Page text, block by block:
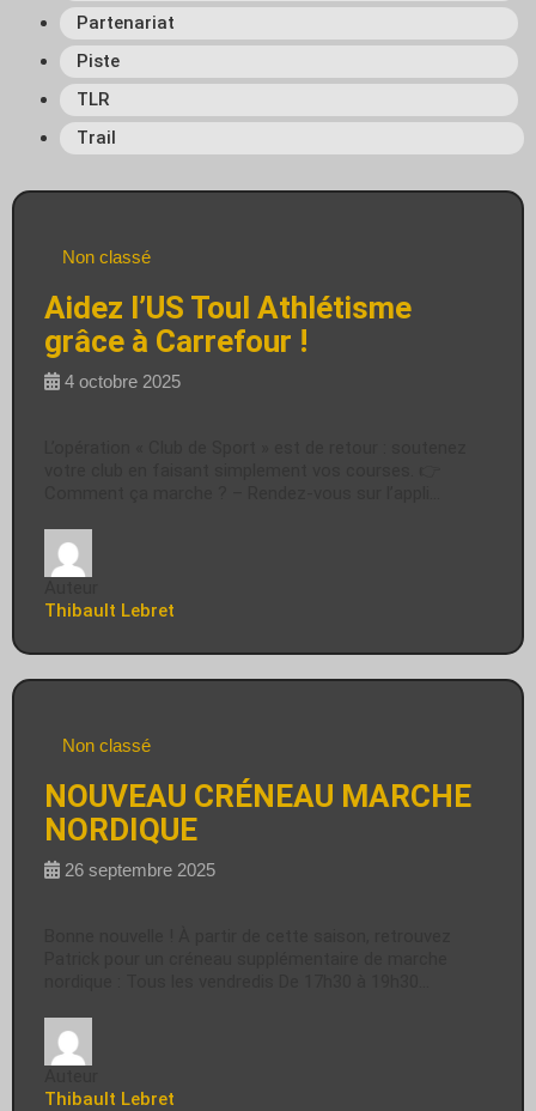
Partenariat
Piste
TLR
Trail
Non classé
Aidez l’US Toul Athlétisme
grâce à Carrefour !
4 octobre 2025
Thibault Lebret
Non classé
NOUVEAU CRÉNEAU MARCHE
NORDIQUE
26 septembre 2025
Thibault Lebret